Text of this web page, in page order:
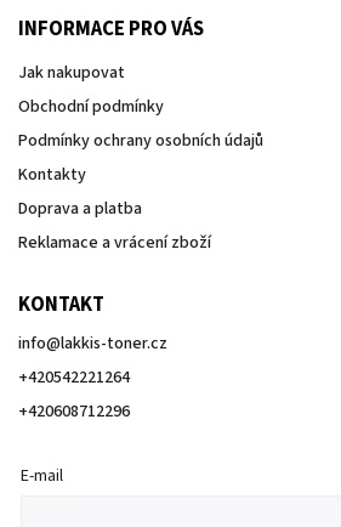
INFORMACE PRO VÁS
Jak nakupovat
Obchodní podmínky
Podmínky ochrany osobních údajů
Kontakty
Doprava a platba
Reklamace a vrácení zboží
KONTAKT
info@lakkis-toner.cz
+420542221264
+420608712296
E-mail